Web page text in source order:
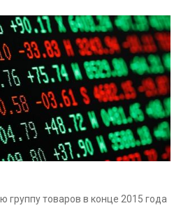
товаров в конце 2015 года